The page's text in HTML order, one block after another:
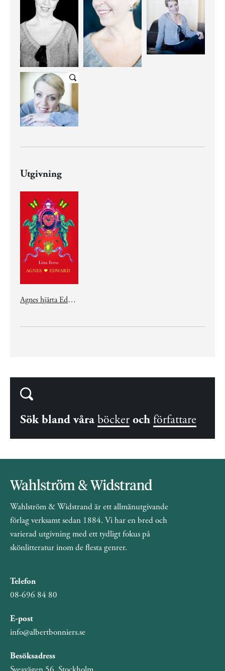
Utgivning
Agnes hjärta Edward
Sök bland våra böcker och författare
Wahlström & Widstrand är ett allmänutgivande
förlag verksamt sedan 1884. Vi har en bred och
varierad utgivning med ett tydligt fokus på
skönlitteratur inom de flesta genrer.
Telefon
08-696 84 80
E-post
info@albertbonniers.se
Besöksadress